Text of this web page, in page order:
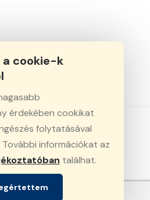
fenntartva. Király-Vill Kft.
CreativeDigital
árak bruttó árak és az ÁFA-t
a cookie-k
érdekében cookikat
folytatásával
További információkat az
találhat.